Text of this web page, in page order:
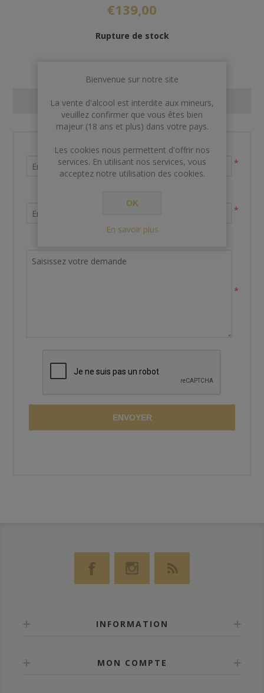
€139,00
Rupture de stock
CONTACT US
Nom et prénom
*
*
*
ENVOYER
INFORMATION
MON COMPTE
Bienvenue sur notre site
La vente d'alcool est interdite aux mineurs,
veuillez confirmer que vous êtes bien
majeur (18 ans et plus) dans votre pays.
Les cookies nous permettent d'offrir nos
services. En utilisant nos services, vous
acceptez notre utilisation des cookies.
OK
En savoir plus